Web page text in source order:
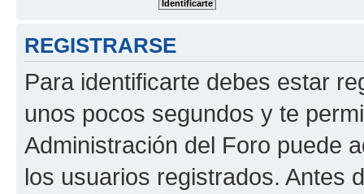
REGISTRARSE
Para identificarte debes estar
unos pocos segundos y te
Administración del Foro puede
los usuarios registrados. Antes